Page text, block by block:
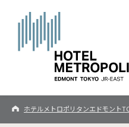
ホテルメトロポリタンエドモント